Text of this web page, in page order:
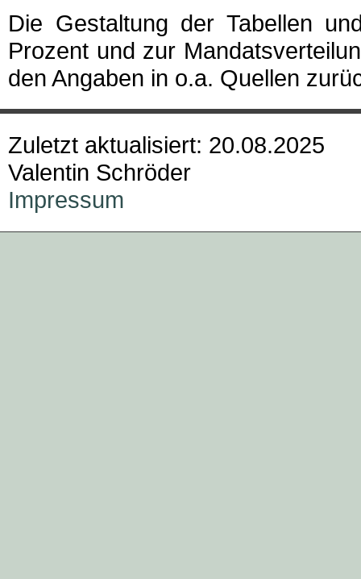
Die Gestaltung der Tabellen
Prozent und zur
den Angaben in o.a. Quellen
Zuletzt aktualisiert: 20.08.2025
Valentin Schröder
Impressum